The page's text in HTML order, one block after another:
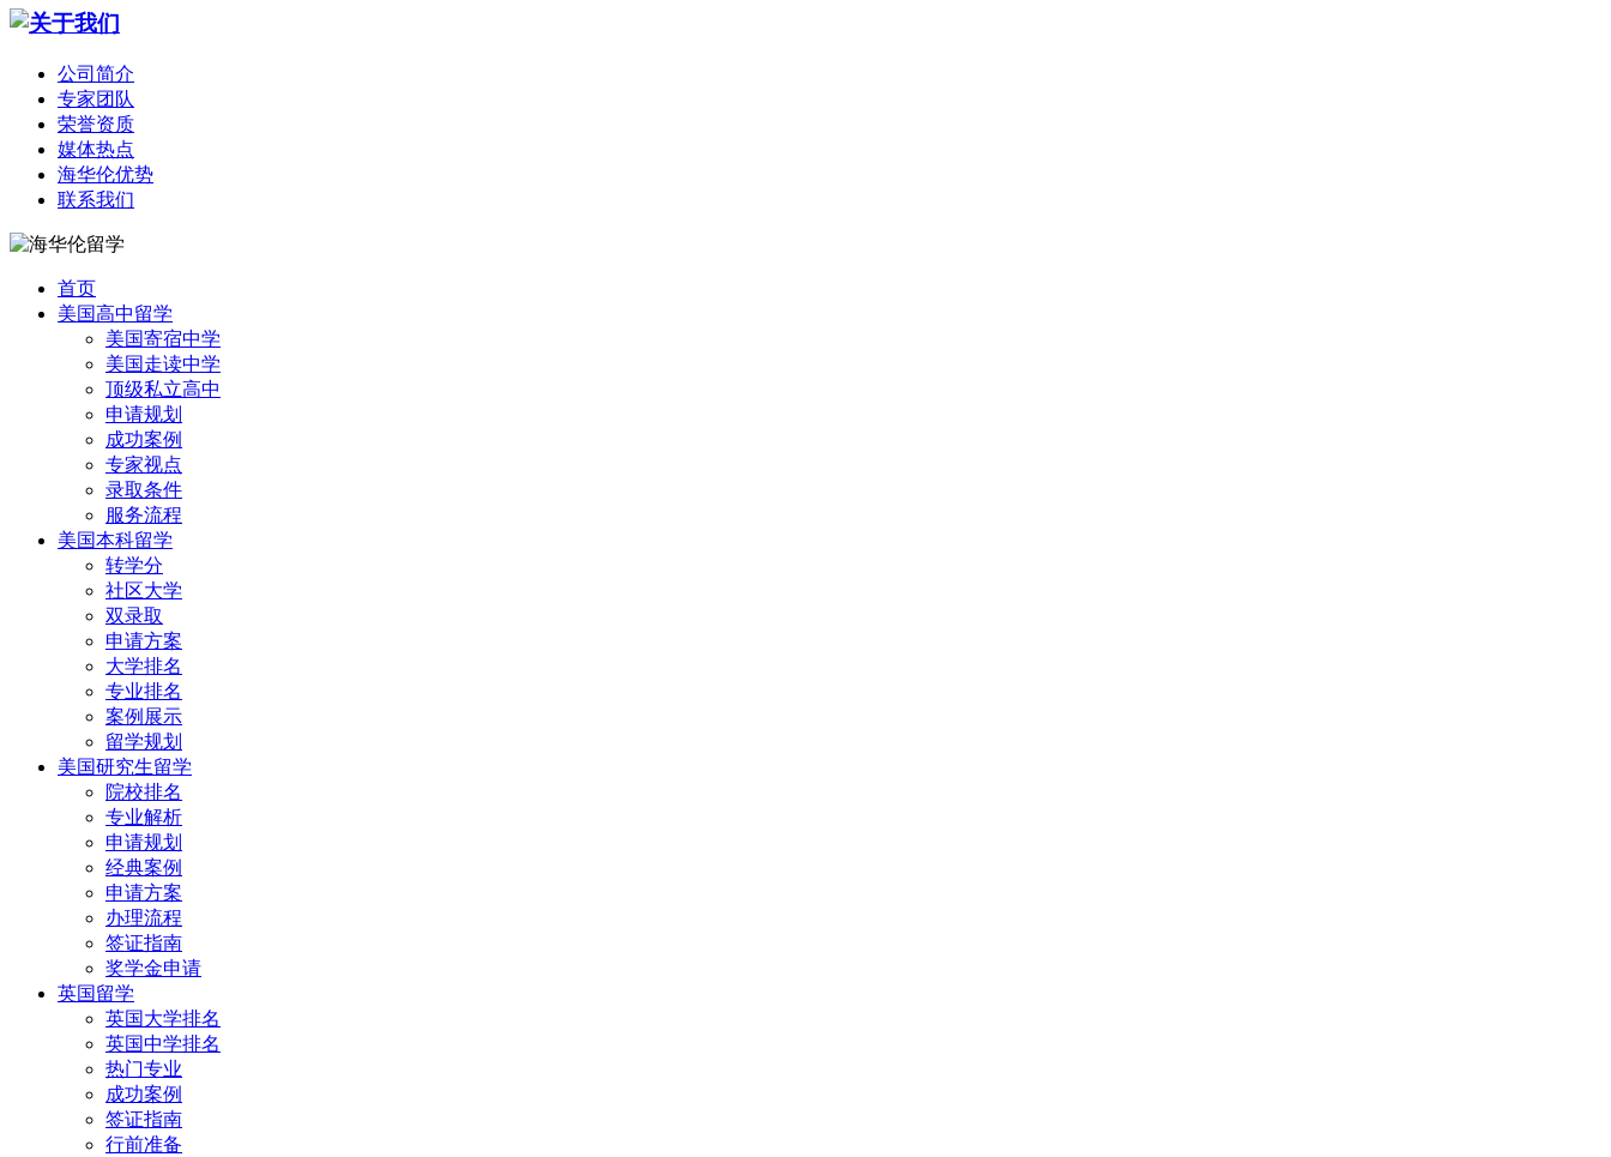
公司简介
专家团队
荣誉资质
媒体热点
海华伦优势
联系我们
首页
美国高中留学
美国寄宿中学
美国走读中学
顶级私立高中
申请规划
成功案例
专家视点
录取条件
服务流程
美国本科留学
转学分
社区大学
双录取
申请方案
大学排名
专业排名
案例展示
留学规划
美国研究生留学
院校排名
专业解析
申请规划
经典案例
申请方案
办理流程
签证指南
奖学金申请
英国留学
英国大学排名
英国中学排名
热门专业
成功案例
签证指南
行前准备